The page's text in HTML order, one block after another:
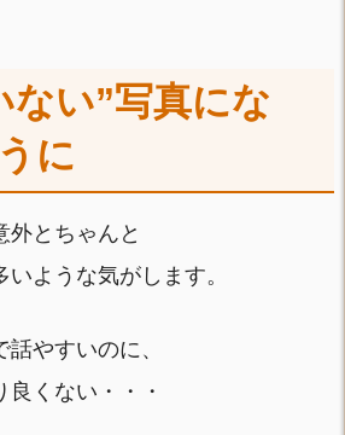
ない”写真にな
に
外とちゃんと
ような気がします。
やすいのに、
くない・・・